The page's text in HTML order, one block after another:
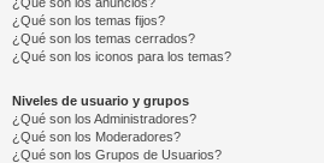
¿Qué son los temas fijos?
¿Qué son los temas cerrados?
¿Qué son los iconos para los temas?
Niveles de usuario y grupos
¿Qué son los Administradores?
¿Qué son los Moderadores?
¿Qué son los Grupos de Usuarios?